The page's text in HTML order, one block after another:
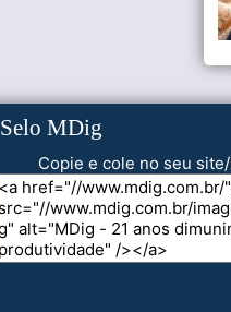
Selo MDig
Copie e cole no seu